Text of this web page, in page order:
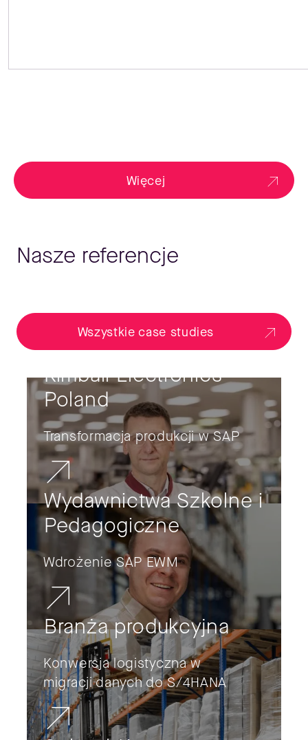
Więcej
Nasze referencje
Wszystkie case studies
Kimball Electronics
Poland
Transformacja produkcji w SAP
Wydawnictwa Szkolne i
Pedagogiczne
Wdrożenie SAP EWM
Branża produkcyjna
Konwersja logistyczna w
migracji danych do S/4HANA